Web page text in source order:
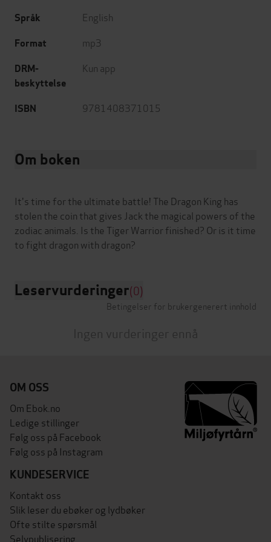
Språk English
Format mp3
DRM-
beskyttelse
Kun app
ISBN 9781408371015
Om boken
It's time for the ultimate battle! The Dragon King has
stolen the coin that gives Jack the magical powers of the
zodiac animals. Is the Tiger Warrior finished? Or is it time
Leservurderinger(0)
Betingelser for brukergenerert innhold
Ingen vurderinger ennå
OM OSS
Om Ebok.no
Ledige stillinger
Følg oss på Facebook
Følg oss på Instagram
KUNDESERVICE
Kontakt oss
Slik leser du ebøker og lydbøker
Ofte stilte spørsmål
Selvpublisering